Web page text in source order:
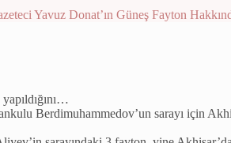
Yavuz Donat’ın Güneş Fayton
Berdimuhammedov’un sarayı için